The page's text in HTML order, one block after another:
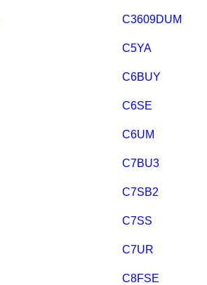
C3609DUM
C5YA
C6BUY
C6SE
C6UM
C7BU3
C7SB2
C7SS
C7UR
C8FSE